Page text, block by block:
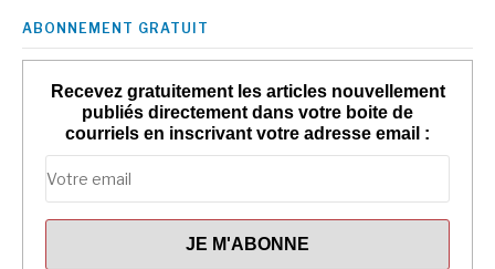
ABONNEMENT GRATUIT
Recevez gratuitement les articles nouvellement
publiés directement dans votre boite de
courriels en inscrivant votre adresse email :